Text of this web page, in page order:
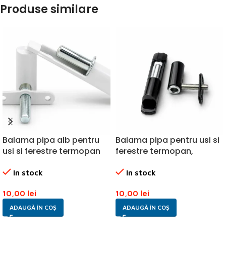
Produse similare
Balama pipa alb pentru
usi si ferestre termopan
In stock
10,00 lei
ADAUGĂ ÎN COȘ
Balama pipa pentru usi si
ferestre termopan,
In stock
10,00 lei
ADAUGĂ ÎN COȘ